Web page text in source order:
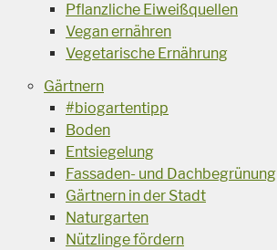
Pflanzliche Eiweißquellen
Vegan ernähren
Vegetarische Ernährung
Gärtnern
#biogartentipp
Boden
Entsiegelung
Fassaden- und Dachbegrünung
Gärtnern in der Stadt
Naturgarten
Nützlinge fördern